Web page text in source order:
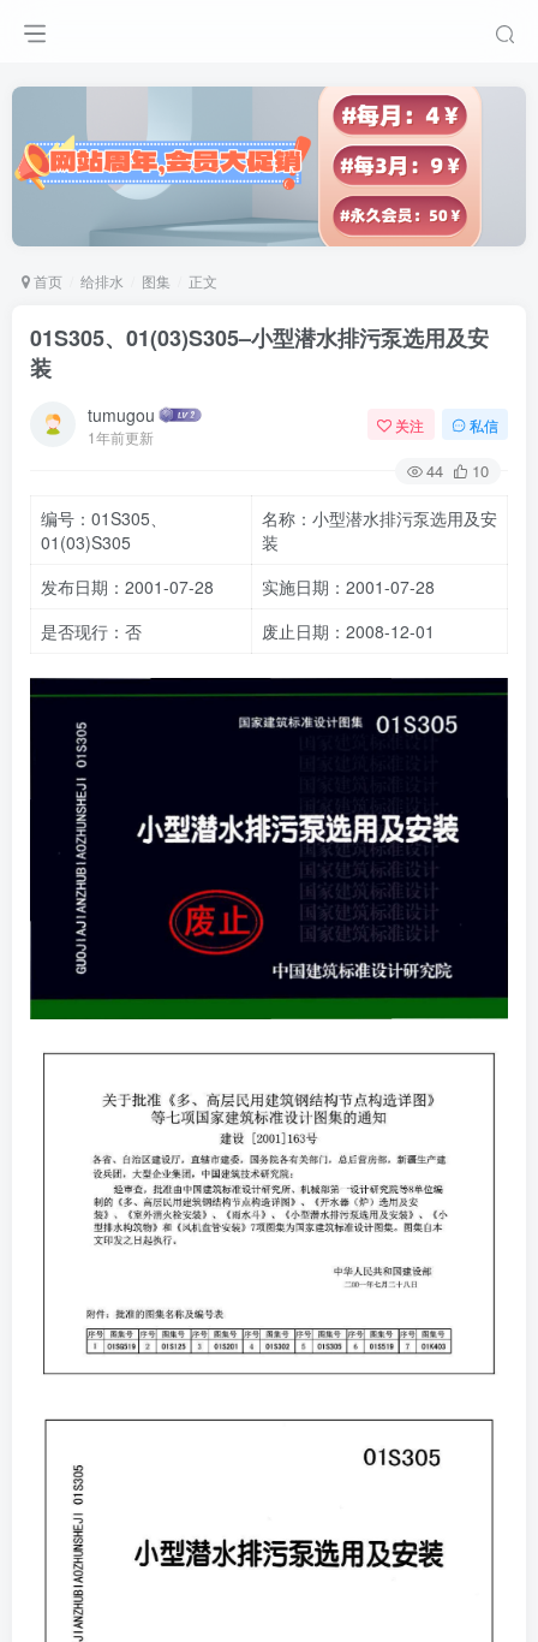
首页 给排水 图集 正文
01S305、01(03)S305–小型潜水排污泵选用及安
装
tumugou
1年前更新
关注 私信
44 10
编号：01S305、
01(03)S305
名称：小型潜水排污泵选用及安
装
发布日期：2001-07-28
实施日期：2001-07-28
是否现行：否
废止日期：2008-12-01